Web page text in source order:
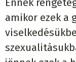
Ennek
amikor ezek a